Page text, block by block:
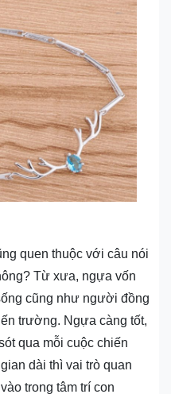
quen thuộc với câu nói
Từ xưa, ngựa vốn
cũng như người đồng
trường. Ngựa càng tốt,
qua mỗi cuộc chiến
dài thì vai trò quan
trong tâm trí con